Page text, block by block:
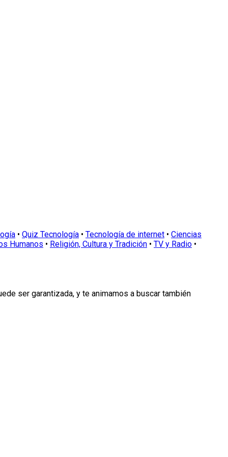
• Quiz Tecnología • Tecnología de internet • Ciencias
Humanos • Religión, Cultura y Tradición • TV y Radio •
ser garantizada, y te animamos a buscar también